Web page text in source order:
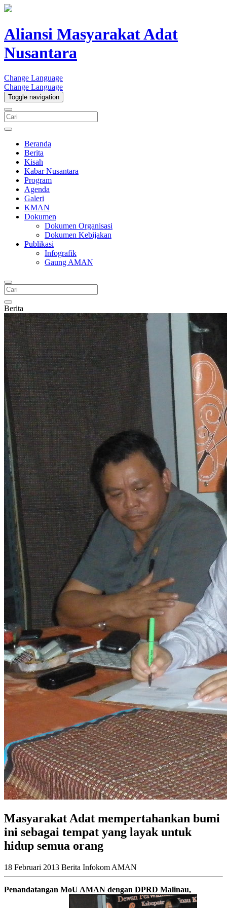
Aliansi Masyarakat Adat
Nusantara
Change Language
Change Language
Toggle navigation
Beranda
Berita
Kisah
Kabar Nusantara
Program
Agenda
Galeri
KMAN
Dokumen
Dokumen Organisasi
Dokumen Kebijakan
Publikasi
Infografik
Gaung AMAN
Berita
Masyarakat Adat mempertahankan bumi
ini sebagai tempat yang layak untuk
hidup semua orang
18 Februari 2013 Berita Infokom AMAN
Penandatangan MoU AMAN dengan DPRD Malinau,